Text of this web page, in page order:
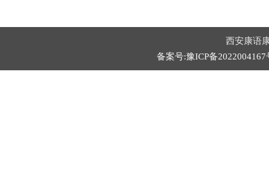
西安康语
备案号:豫ICP备2022004167